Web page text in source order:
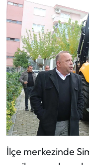
İlçe merkezinde